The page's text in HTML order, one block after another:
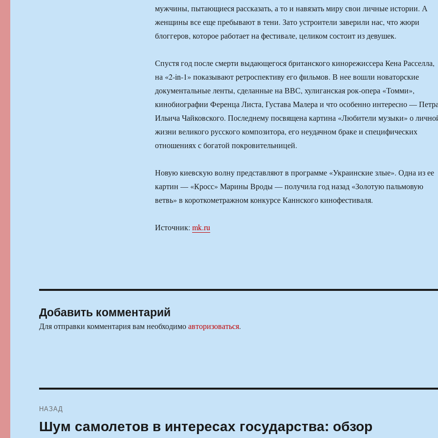
мужчины, пытающиеся рассказать, а то и навязать миру свои личные истории. А
женщины все еще пребывают в тени. Зато устроители заверили нас, что жюри
блоггеров, которое работает на фестивале, целиком состоит из девушек.
Спустя год после смерти выдающегося британского кинорежиссера Кена Расселла,
на «2-in-1» показывают ретроспективу его фильмов. В нее вошли новаторские
документальные ленты, сделанные на ВВС, хулиганская рок-опера «Томми»,
кинобиографии Ференца Листа, Густава Малера и что особенно интересно —
Ильича Чайковского. Последнему посвящена картина «Любители музыки» о
жизни великого русского композитора, его неудачном браке и специфических
отношениях с богатой покровительницей.
Новую киевскую волну представляют в программе «Украинские злые». Одна из ее
картин — «Кросс» Марины Вроды — получила год назад «Золотую пальмовую
ветвь» в короткометражном конкурсе Каннского кинофестиваля.
Источник: mk.ru
Добавить комментарий
Для отправки комментария вам необходимоавторизоваться.
по
НАЗАД
Предыдущая
Шум самолетов в интересах государства: обзор